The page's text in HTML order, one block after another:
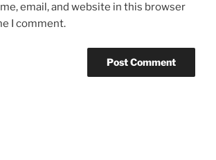
email, and website in this browser
I comment.